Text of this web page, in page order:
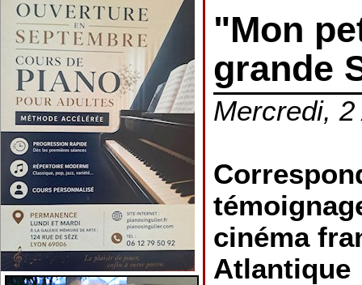
"Mon
grande
Mercredi,
cinéma
Atlantique